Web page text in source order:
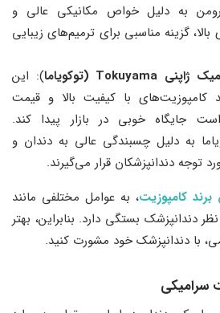
به دلیل خواص مکانیکی عالی و
گزینه مناسبی برای ترمیم‌های زیبایی
ژاپنی Tokuyama (توکویاما
): این
کامپوزیت‌های با کیفیت بالا و قیمت
جایگاه خوبی در بازار پیدا کند.
به دلیل چسبندگی عالی به دندان و
توجه دندانپزشکان قرار می‌گیرند.
برند کامپوزیت، به عوامل مختلفی مانند
دندانپزشک بستگی دارد. بنابراین، بهتر
با دندانپزشک خود مشورت کنید.
سرامیکی